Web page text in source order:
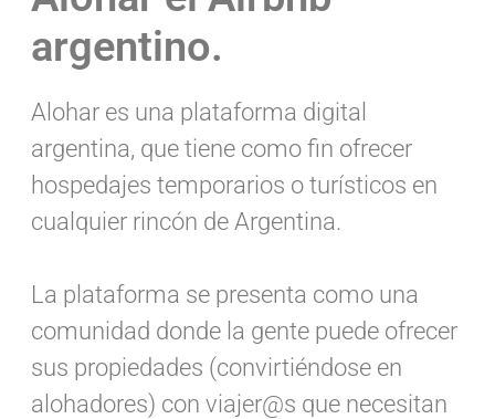
argentino.
Alohar es una plataforma digital
argentina, que tiene como fin ofrecer
hospedajes temporarios o turísticos en
cualquier rincón de Argentina.
La plataforma se presenta como una
comunidad donde la gente puede ofrecer
sus propiedades (convirtiéndose en
alohadores) con viajer@s que necesitan